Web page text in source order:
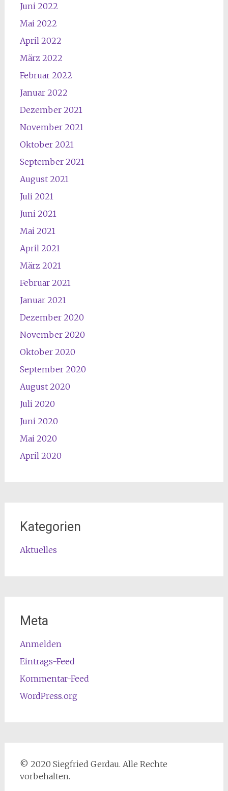
Juni 2022
Mai 2022
April 2022
März 2022
Februar 2022
Januar 2022
Dezember 2021
November 2021
Oktober 2021
September 2021
August 2021
Juli 2021
Juni 2021
Mai 2021
April 2021
März 2021
Februar 2021
Januar 2021
Dezember 2020
November 2020
Oktober 2020
September 2020
August 2020
Juli 2020
Juni 2020
Mai 2020
April 2020
Kategorien
Aktuelles
Meta
Anmelden
Eintrags-Feed
Kommentar-Feed
WordPress.org
© 2020 Siegfried Gerdau. Alle Rechte
vorbehalten.